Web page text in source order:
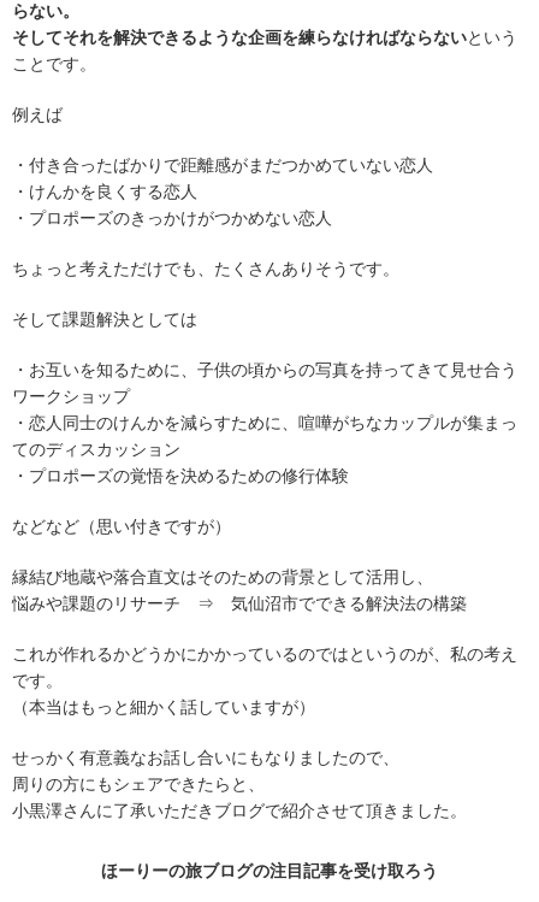
らない。
そしてそれを解決できるような企画を練らなければならないという
ことです。
例えば
・付き合ったばかりで距離感がまだつかめていない恋人
・けんかを良くする恋人
・プロポーズのきっかけがつかめない恋人
ちょっと考えただけでも、たくさんありそうです。
そして課題解決としては
・お互いを知るために、子供の頃からの写真を持ってきて見せ合う
ワークショップ
・恋人同士のけんかを減らすために、喧嘩がちなカップルが集まっ
てのディスカッション
・プロポーズの覚悟を決めるための修行体験
などなど（思い付きですが）
縁結び地蔵や落合直文はそのための背景として活用し、
悩みや課題のリサーチ ⇒ 気仙沼市でできる解決法の構築
これが作れるかどうかにかかっているのではというのが、私の考え
です。
（本当はもっと細かく話していますが）
せっかく有意義なお話し合いにもなりましたので、
周りの方にもシェアできたらと、
小黒澤さんに了承いただきブログで紹介させて頂きました。
ほーりーの旅ブログの注目記事を受け取ろう